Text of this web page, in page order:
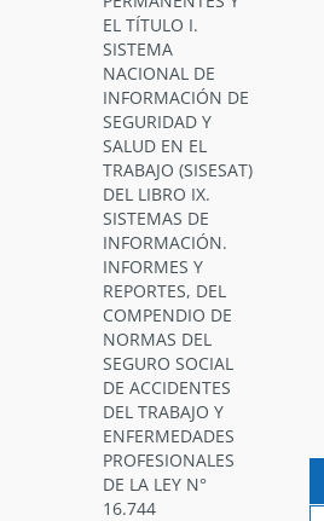
EL TÍTULO I.
SISTEMA
NACIONAL DE
INFORMACIÓN DE
SEGURIDAD Y
SALUD EN EL
TRABAJO (SISESAT)
DEL LIBRO IX.
SISTEMAS DE
INFORMACIÓN.
INFORMES Y
REPORTES, DEL
COMPENDIO DE
NORMAS DEL
SEGURO SOCIAL
DE ACCIDENTES
DEL TRABAJO Y
ENFERMEDADES
PROFESIONALES
DE LA LEY N°
16.744